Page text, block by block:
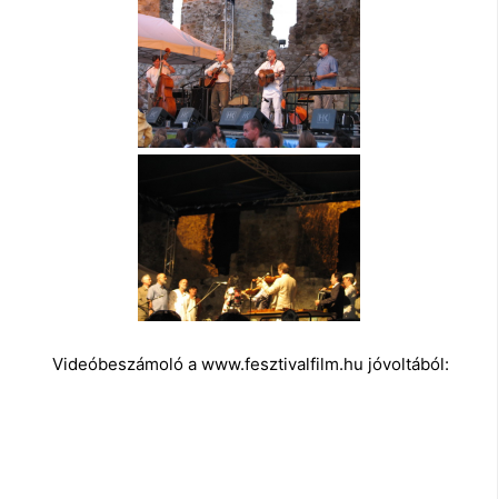
Videóbeszámoló a www.fesztivalfilm.hu jóvoltából: